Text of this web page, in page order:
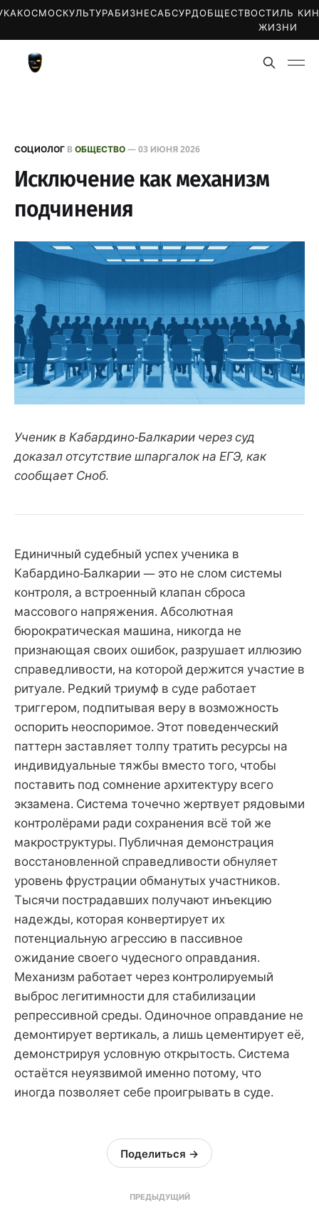
КОСМОСКУЛЬТУРАБИЗНЕСАБСУРДОБЩЕСТВОСТИЛЬ
ЖИЗНИ
СОЦИОЛОГ ВОБЩЕСТВО—03 ИЮНЯ 2026
Исключение как механизм
подчинения
Ученик в Кабардино-Балкарии через суд
доказал отсутствие шпаргалок на ЕГЭ, как
сообщает Сноб.
Единичный судебный успех ученика в
Кабардино-Балкарии — это не слом системы
контроля, а встроенный клапан сброса
массового напряжения. Абсолютная
бюрократическая машина, никогда не
признающая своих ошибок, разрушает иллюзию
справедливости, на которой держится участие в
ритуале. Редкий триумф в суде работает
триггером, подпитывая веру в возможность
оспорить неоспоримое. Этот поведенческий
паттерн заставляет толпу тратить ресурсы на
индивидуальные тяжбы вместо того, чтобы
поставить под сомнение архитектуру всего
экзамена. Система точечно жертвует рядовыми
контролёрами ради сохранения всё той же
макроструктуры. Публичная демонстрация
восстановленной справедливости обнуляет
уровень фрустрации обманутых участников.
Тысячи пострадавших получают инъекцию
надежды, которая конвертирует их
потенциальную агрессию в пассивное
ожидание своего чудесного оправдания.
Механизм работает через контролируемый
выброс легитимности для стабилизации
репрессивной среды. Одиночное оправдание не
демонтирует вертикаль, а лишь цементирует её,
демонстрируя условную открытость. Система
остаётся неуязвимой именно потому, что
иногда позволяет себе проигрывать в суде.
ПРЕДЫДУЩИЙ
Поделиться →